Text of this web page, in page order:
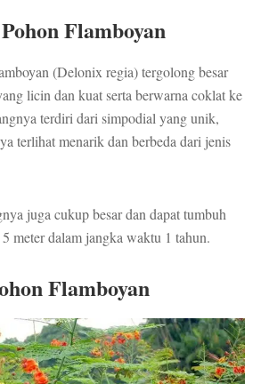
Flamboyan
(Delonix regia) tergolong besar
licin dan kuat serta berwarna coklat ke
terdiri dari simpodial yang unik,
terlihat menarik dan berbeda dari jenis
juga cukup besar dan dapat tumbuh
meter dalam jangka waktu 1 tahun.
Flamboyan